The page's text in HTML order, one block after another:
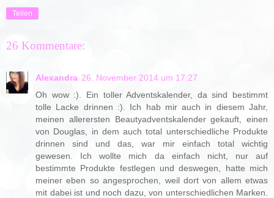
Teilen
26 Kommentare:
Alexandra 26. November 2014 um 17:27
Oh wow :). Ein toller Adventskalender, da sind bestimmt
tolle Lacke drinnen :). Ich hab mir auch in diesem Jahr,
meinen allerersten Beautyadventskalender gekauft, einen
von Douglas, in dem auch total unterschiedliche Produkte
drinnen sind und das, war mir einfach total wichtig
gewesen. Ich wollte mich da einfach nicht, nur auf
bestimmte Produkte festlegen und deswegen, hatte mich
meiner eben so angesprochen, weil dort von allem etwas
mit dabei ist und noch dazu, von unterschiedlichen Marken.